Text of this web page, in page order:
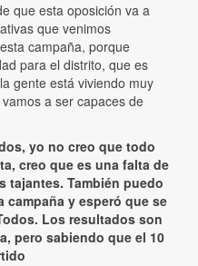
que esta oposición va a
que venimos
campaña, porque
para el distrito, que es
gente está viviendo muy
a ser capaces de
yo no creo que todo
creo que es una falta de
tajantes. También puedo
campaña y esperó que se
Los resultados son
pero sabiendo que el 10